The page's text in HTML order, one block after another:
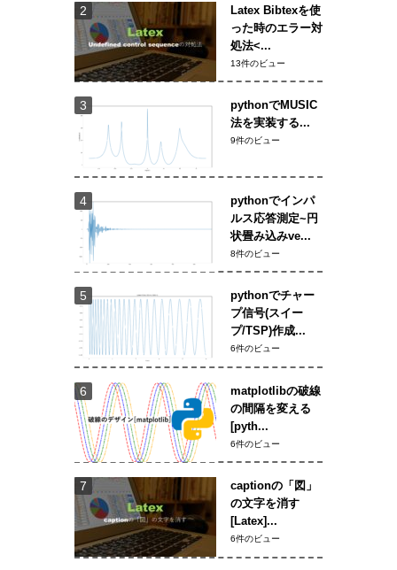
Latex Bibtexを使
った時のエラー対
処法<...
13件のビュー
pythonでMUSIC
法を実装する...
9件のビュー
pythonでインパ
ルス応答測定~円
状畳み込みve...
8件のビュー
pythonでチャー
プ信号(スイー
プ/TSP)作成...
6件のビュー
matplotlibの破線
の間隔を変える
[pyth...
6件のビュー
captionの「図」
の文字を消す
[Latex]...
6件のビュー